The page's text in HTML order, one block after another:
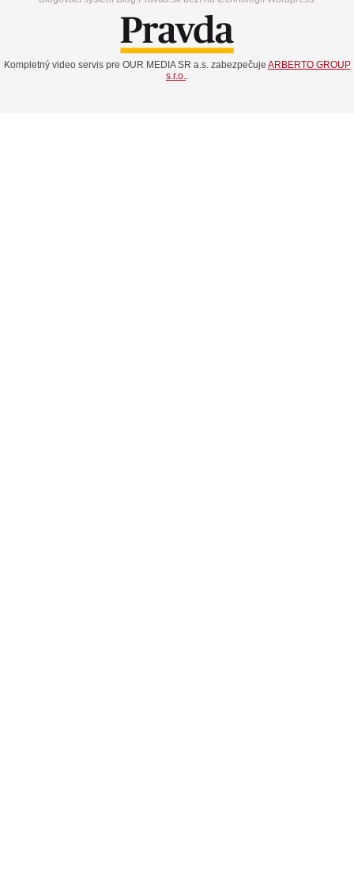
Kompletný video servis pre OUR MEDIA SR a.s. zabezpečuje ARBERTO GROUP
s.r.o..